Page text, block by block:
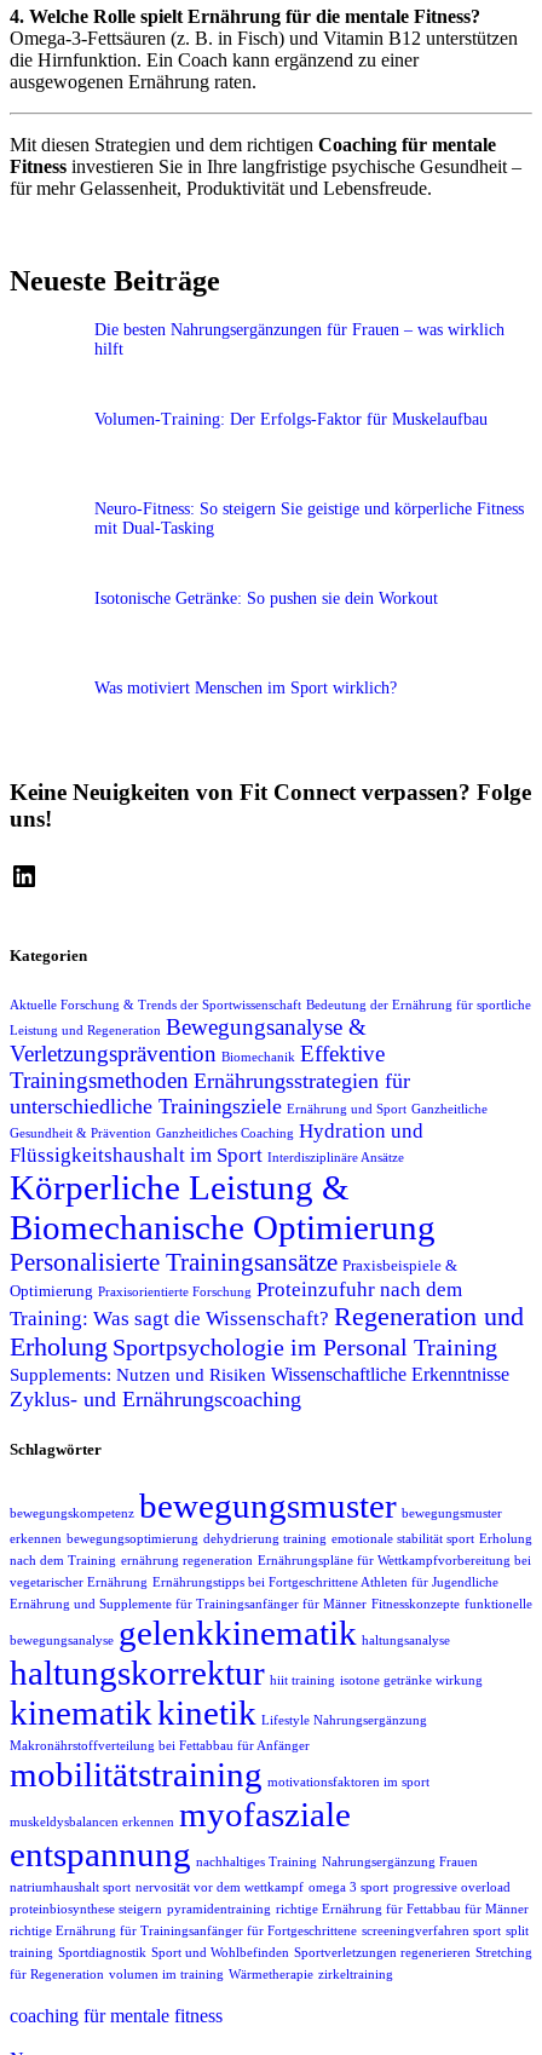
4. Welche Rolle spielt Ernährung für die mentale Fitness?
Omega-3-Fettsäuren (z. B. in Fisch) und Vitamin B12 unterstützen
die Hirnfunktion. Ein Coach kann ergänzend zu einer
ausgewogenen Ernährung raten.
Mit diesen Strategien und dem richtigen Coaching für mentale
Fitness investieren Sie in Ihre langfristige psychische Gesundheit –
für mehr Gelassenheit, Produktivität und Lebensfreude.
Neueste Beiträge
Die besten Nahrungsergänzungen für Frauen – was wirklich
hilft
Volumen-Training: Der Erfolgs-Faktor für Muskelaufbau
Neuro-Fitness: So steigern Sie geistige und körperliche Fitness
mit Dual-Tasking
Isotonische Getränke: So pushen sie dein Workout
Was motiviert Menschen im Sport wirklich?
Keine Neuigkeiten von Fit Connect verpassen? Folge
uns!
Kategorien
Aktuelle Forschung & Trends der Sportwissenschaft Bedeutung der Ernährung für sportliche
Leistung und Regeneration Bewegungsanalyse &
Verletzungsprävention Biomechanik Effektive
Trainingsmethoden Ernährungsstrategien für
unterschiedliche Trainingsziele Ernährung und Sport Ganzheitliche
Gesundheit & Prävention Ganzheitliches Coaching Hydration und
Flüssigkeitshaushalt im Sport Interdisziplinäre Ansätze
Körperliche Leistung &
Biomechanische Optimierung
Personalisierte Trainingsansätze Praxisbeispiele &
Optimierung Praxisorientierte Forschung Proteinzufuhr nach dem
Training: Was sagt die Wissenschaft? Regeneration und
Erholung Sportpsychologie im Personal Training
Supplements: Nutzen und Risiken Wissenschaftliche Erkenntnisse
Zyklus- und Ernährungscoaching
Schlagwörter
bewegungskompetenz bewegungsmuster bewegungsmuster
erkennen bewegungsoptimierung dehydrierung training emotionale stabilität sport Erholung
nach dem Training ernährung regeneration Ernährungspläne für Wettkampfvorbereitung bei
vegetarischer Ernährung Ernährungstipps bei Fortgeschrittene Athleten für Jugendliche
Ernährung und Supplemente für Trainingsanfänger für Männer Fitnesskonzepte funktionelle
bewegungsanalyse gelenkkinematik haltungsanalyse
haltungskorrektur hiit training isotone getränke wirkung
kinematikkinetik Lifestyle Nahrungsergänzung
Makronährstoffverteilung bei Fettabbau für Anfänger
mobilitätstraining motivationsfaktoren im sport
muskeldysbalancen erkennen myofasziale
entspannung nachhaltiges Training Nahrungsergänzung Frauen
natriumhaushalt sport nervosität vor dem wettkampf omega 3 sport progressive overload
proteinbiosynthese steigern pyramidentraining richtige Ernährung für Fettabbau für Männer
richtige Ernährung für Trainingsanfänger für Fortgeschrittene screeningverfahren sport split
training Sportdiagnostik Sport und Wohlbefinden Sportverletzungen regenerieren Stretching
für Regeneration volumen im training Wärmetherapie zirkeltraining
coaching für mentale fitness